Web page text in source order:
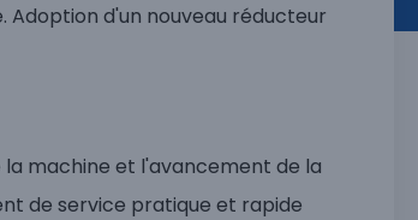
d'un nouveau réducteur
machine et l'avancement de la
de service pratique et rapide